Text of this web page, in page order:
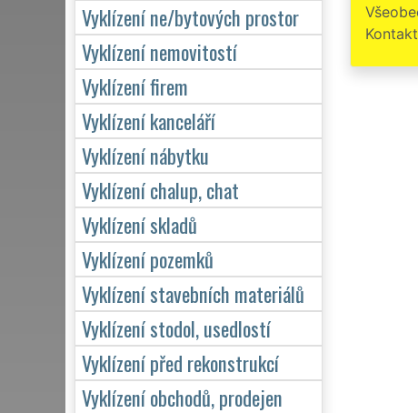
Kontakt
Vyklízení ne/bytových prostor
Vyklízení nemovitostí
Vyklízení firem
Vyklízení kanceláří
Vyklízení nábytku
Vyklízení chalup, chat
Vyklízení skladů
Vyklízení pozemků
Vyklízení stavebních materiálů
Vyklízení stodol, usedlostí
Vyklízení před rekonstrukcí
Vyklízení obchodů, prodejen